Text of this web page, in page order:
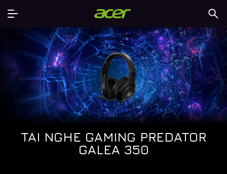
TAI NGHE GAMING PREDATOR
GALEA 350